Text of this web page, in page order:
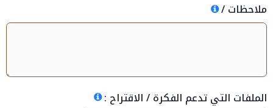
ملاحظات /
الملفات التي تدعم الفكرة / الاقتراح :